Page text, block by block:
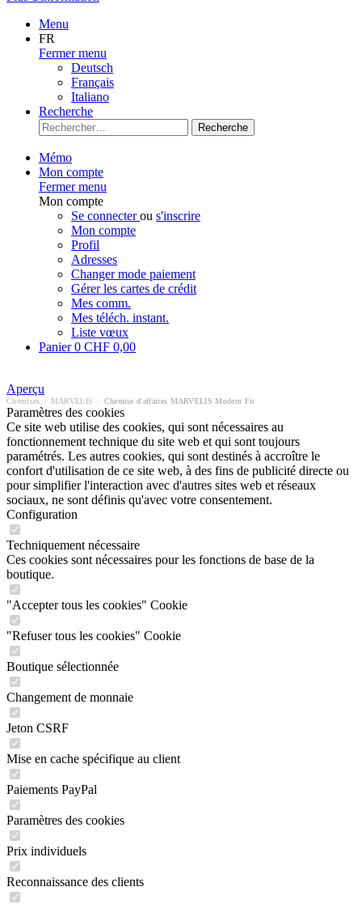
Menu
FR
Fermer menu
Deutsch
Français
Italiano
Recherche
Recherche
Mémo
Mon compte
Fermer menu
Mon compte
Se connecterou s'inscrire
Mon compte
Profil
Adresses
Changer mode paiement
Gérer les cartes de crédit
Mes comm.
Mes téléch. instant.
Liste vœux
Panier0 CHF 0,00
Aperçu
Chemises MARVELIS Chemise d'affaires MARVELIS Modern Fit
Paramètres des cookies
Ce site web utilise des cookies, qui sont nécessaires au
fonctionnement technique du site web et qui sont toujours
paramétrés. Les autres cookies, qui sont destinés à accroître le
confort d'utilisation de ce site web, à des fins de publicité directe ou
pour simplifier l'interaction avec d'autres sites web et réseaux
sociaux, ne sont définis qu'avec votre consentement.
Configuration
Techniquement nécessaire
Ces cookies sont nécessaires pour les fonctions de base de la
boutique.
"Accepter tous les cookies" Cookie
"Refuser tous les cookies" Cookie
Boutique sélectionnée
Changement de monnaie
Jeton CSRF
Mise en cache spécifique au client
Paiements PayPal
Paramètres des cookies
Prix individuels
Reconnaissance des clients